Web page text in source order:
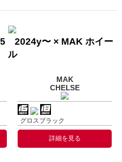
2024y〜 × MAK ホイー
ル
MAK
CHELSE
グロスブラック
詳細を見る